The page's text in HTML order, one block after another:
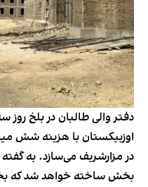
دفتر والی طالبان در بلخ
اوزبیکستان با هزینه شش
در مزارشریف می‌سازد. به گفته
بخش ساخته خواهد شد که